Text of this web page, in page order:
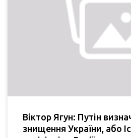
Віктор Ягун: Путін
знищення України, або